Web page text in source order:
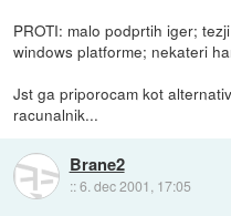
PROTI: malo podprtih iger;
windows platforme; nekateri
Jst ga priporocam kot
racunalnik...
Brane2
::6. dec 2001, 17:05